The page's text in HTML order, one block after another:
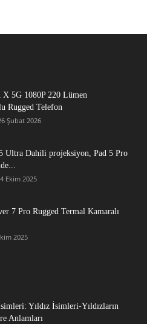
5G 1080P 220 Lümen
Rugged Telefon
Şubat 2026
Ultra Dahili projeksiyon, Pad 5 Pro
Ekim 2025
7 Pro Rugged Termal Kamaralı
2025
Yıldız İsimleri-Yıldızların
Anlamları